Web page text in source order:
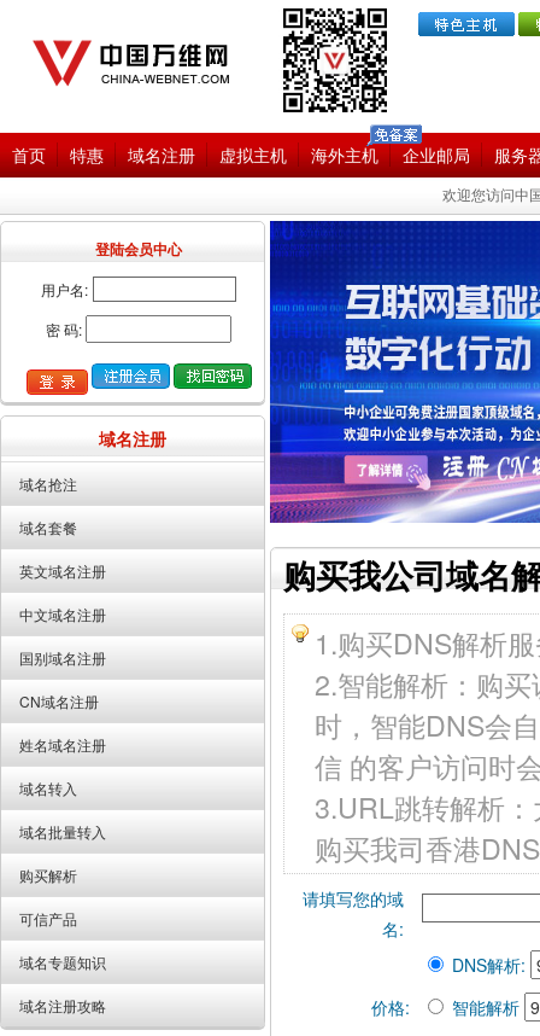
首页
欢迎您访问中
特惠 域名注册 虚拟主机 海外主机 企业邮局 服务
登陆会员中心
用户名:
密 码:
域名注册
域名抢注
域名套餐
英文域名注册
中文域名注册
国别域名注册
CN域名注册
姓名域名注册
域名转入
域名批量转入
购买解析
可信产品
域名专题知识
域名注册攻略
购买我公司域名
1.购买DNS解析
2.智能解析：购
时，智能DNS会
信 的客户访问时
3.URL跳转解析
购买我司香港
请填写您的域
名:
价格:
DNS解析:
智能解析